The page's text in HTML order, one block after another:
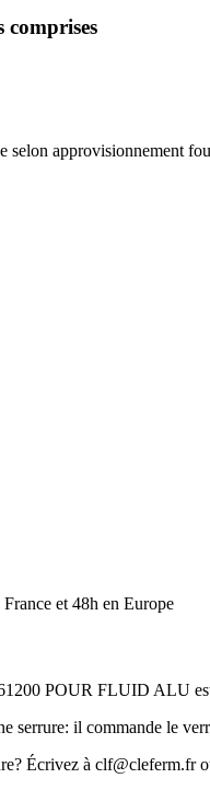
comprises
selon approvisionnement
France et 48h en Europe
POUR FLUID ALU est
serrure: il commande le
Écrivez à clf@cleferm.fr